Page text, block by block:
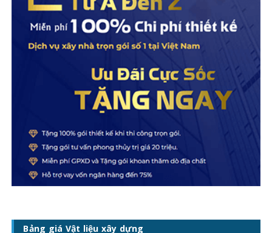
Bảng giá Vật liệu xây dựng